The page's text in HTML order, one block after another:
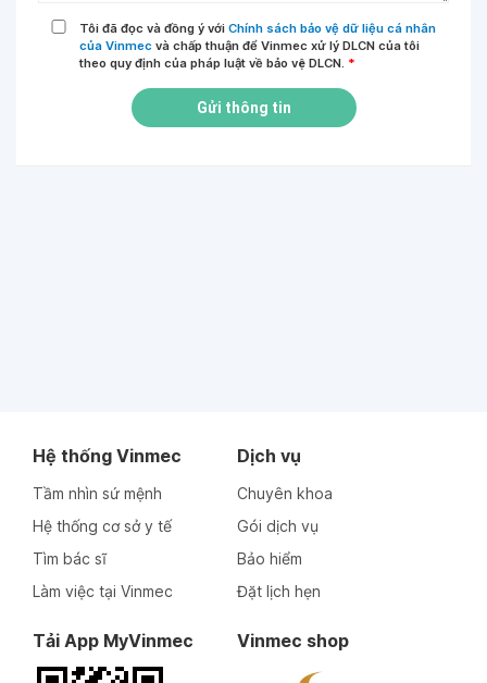
Tôi đã đọc và đồng ý với Chính sách bảo vệ dữ liệu cá nhân
của Vinmec và chấp thuận để Vinmec xử lý DLCN của tôi
theo quy định của pháp luật về bảo vệ DLCN. *
Gửi thông tin
Hệ thống Vinmec
Tầm nhìn sứ mệnh
Hệ thống cơ sở y tế
Tìm bác sĩ
Làm việc tại Vinmec
Dịch vụ
Chuyên khoa
Gói dịch vụ
Bảo hiểm
Đặt lịch hẹn
Tải App MyVinmec Vinmec shop